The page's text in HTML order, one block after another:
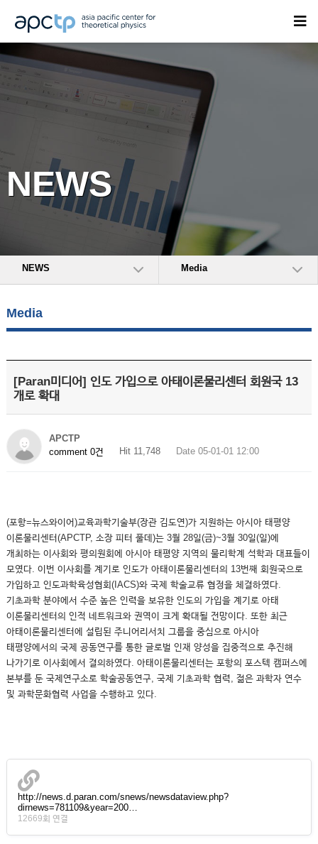
NEWS
NEWS Media
Media
[Paran미디어] 인도 가입으로 아태이론물리센터 회원국 13
개로 확대
APCTP
comment 0건
Hit 11,748 Date 05-01-01 12:00
(포항=뉴스와이어)교육과학기술부(장관 김도연)가 지원하는 아시아 태평양
이론물리센터(APCTP, 소장 피터 풀데)는 3월 28일(금)~3월 30일(일)에
개최하는 이사회와 평의원회에 아시아 태평양 지역의 물리학계 석학과 대표들이
모였다. 이번 이사회를 계기로 인도가 아태이론물리센터의 13번째 회원국으로
가입하고 인도과학육성협회(IACS)와 국제 학술교류 협정을 체결하였다.
기초과학 분야에서 수준 높은 인력을 보유한 인도의 가입을 계기로 아태
이론물리센터의 인적 네트워크와 권역이 크게 확대될 전망이다. 또한 최근
아태이론물리센터에 설립된 주니어리서치 그룹을 중심으로 아시아
태평양에서의 국제 공동연구를 통한 글로벌 인재 양성을 집중적으로 추진해
나가기로 이사회에서 결의하였다. 아태이론물리센터는 포항의 포스텍 캠퍼스에
본부를 둔 국제연구소로 학술공동연구, 국제 기초과학 협력, 젊은 과학자 연수
및 과학문화협력 사업을 수행하고 있다.
http://news.d.paran.com/snews/newsdataview.php?
dirnews=781109&year=200…
12669회 연결